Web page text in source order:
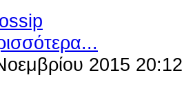
2015 20:12